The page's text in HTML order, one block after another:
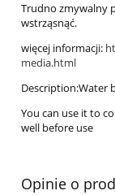
Trudno zmywalny
wstrząsnąć.
więcej informacji:
media.html
Description:Water
You can use it to
well before use
Opinie o